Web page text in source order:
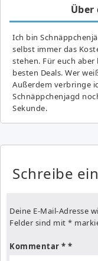
Über
Ich bin
selbst immer das
stehen. Für euch
besten Deals. Wer
Außerdem verbringe
Schnäppchenjagd
Sekunde.
Schreibe
Deine E-Mail-Adresse
Felder sind mit *
Kommentar *